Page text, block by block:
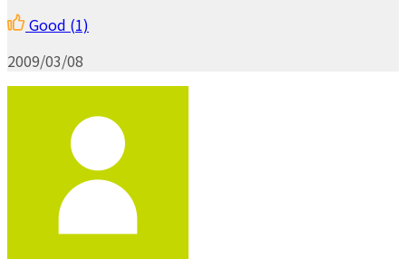
Good (1)
2009/03/08